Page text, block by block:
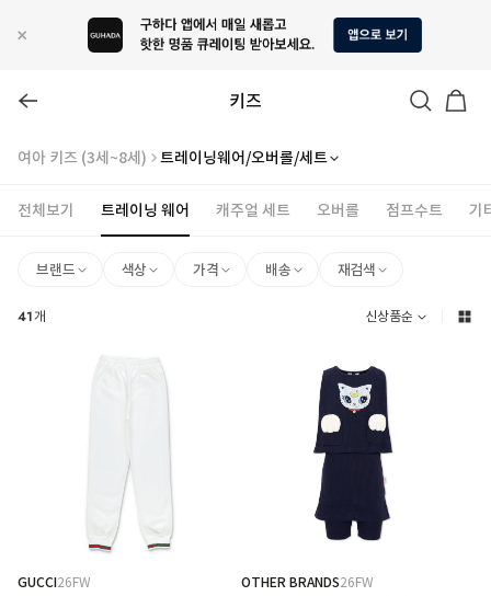
키즈
여아 키즈 (3세~8세) 트레이닝웨어/오버롤/세트
전체보기 트레이닝 웨어 캐주얼 세트 오버롤 점프수트 기
브랜드 색상 가격 배송 재검색
41개 신상품순
GUCCI26FW
OTHER BRANDS26FW